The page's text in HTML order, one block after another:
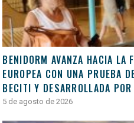
BENIDORM AVANZA HACIA LA
EUROPEA CON UNA PRUEBA
BECITI Y DESARROLLADA
5 de agosto de 2026